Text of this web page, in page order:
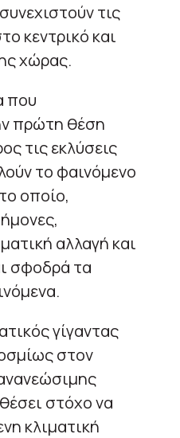
τις
κεντρικό και
χώρας.
που
πρώτη θέση
τις εκλύσεις
το φαινόμενο
οποίο,
αλλαγή και
σφοδρά τα
γίγαντας
στον
στόχο να
κλιματική